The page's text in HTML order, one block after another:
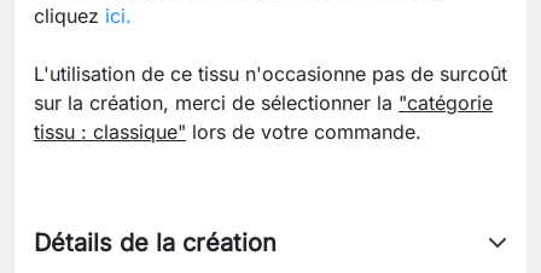
cliquez ici.
L'utilisation de ce tissu n'occasionne pas de surcoût
sur la création, merci de sélectionner la "catégorie
tissu : classique" lors de votre commande.
Détails de la création